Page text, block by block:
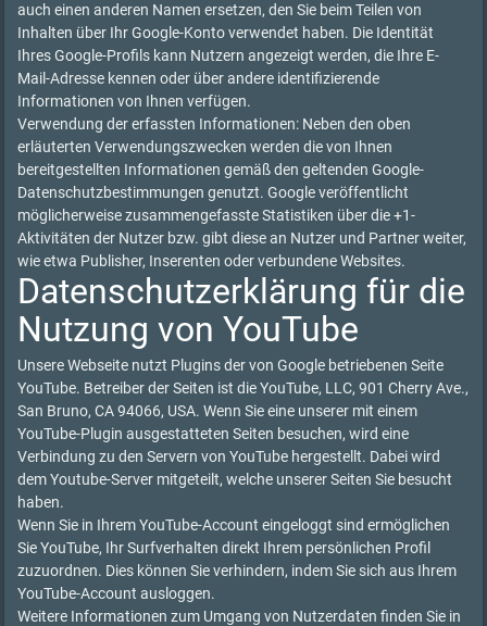
auch einen anderen Namen ersetzen, den Sie beim Teilen von
Inhalten über Ihr Google-Konto verwendet haben. Die Identität
Ihres Google-Profils kann Nutzern angezeigt werden, die Ihre E-
Mail-Adresse kennen oder über andere identifizierende
Informationen von Ihnen verfügen.
Verwendung der erfassten Informationen: Neben den oben
erläuterten Verwendungszwecken werden die von Ihnen
bereitgestellten Informationen gemäß den geltenden Google-
Datenschutzbestimmungen genutzt. Google veröffentlicht
möglicherweise zusammengefasste Statistiken über die +1-
Aktivitäten der Nutzer bzw. gibt diese an Nutzer und Partner weiter,
wie etwa Publisher, Inserenten oder verbundene Websites.
Datenschutzerklärung für die
Nutzung von YouTube
Unsere Webseite nutzt Plugins der von Google betriebenen Seite
YouTube. Betreiber der Seiten ist die YouTube, LLC, 901 Cherry Ave.,
San Bruno, CA 94066, USA. Wenn Sie eine unserer mit einem
YouTube-Plugin ausgestatteten Seiten besuchen, wird eine
Verbindung zu den Servern von YouTube hergestellt. Dabei wird
dem Youtube-Server mitgeteilt, welche unserer Seiten Sie besucht
haben.
Wenn Sie in Ihrem YouTube-Account eingeloggt sind ermöglichen
Sie YouTube, Ihr Surfverhalten direkt Ihrem persönlichen Profil
zuzuordnen. Dies können Sie verhindern, indem Sie sich aus Ihrem
YouTube-Account ausloggen.
Weitere Informationen zum Umgang von Nutzerdaten finden Sie in